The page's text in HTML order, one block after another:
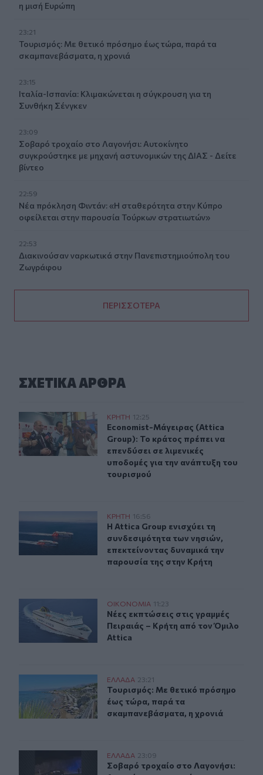
η μισή Ευρώπη
23:21
Τουρισμός: Με θετικό πρόσημο έως τώρα, παρά τα
σκαμπανεβάσματα, η χρονιά
23:15
Ιταλία-Ισπανία: Κλιμακώνεται η σύγκρουση για τη
Συνθήκη Σένγκεν
23:09
Σοβαρό τροχαίο στο Λαγονήσι: Αυτοκίνητο
συγκρούστηκε με μηχανή αστυνομικών της ΔΙΑΣ - Δείτε
βίντεο
22:59
Νέα πρόκληση Φιντάν: «Η σταθερότητα στην Κύπρο
οφείλεται στην παρουσία Τούρκων στρατιωτών»
22:53
Διακινούσαν ναρκωτικά στην Πανεπιστημιούπολη του
Ζωγράφου
ΠΕΡΙΣΣΟΤΕΡΑ
ΣΧΕΤΙΚA AΡΘΡΑ
Economist-Μάγειρας (Attica Group): Το κράτος πρέπει
ΚΡΗΤΗ 12:25
Economist-Μάγειρας (Attica Group):
Economist-Μάγειρας (Attica
Group): Το κράτος πρέπει να
επενδύσει σε λιμενικές
υποδομές για την ανάπτυξη του
τουρισμού
Η Attica Group ενισχύει τη συνδεσιμότητα των νησιών,
ΚΡΗΤΗ 16:56
Η Attica Group ενισχύει τη
Η Attica Group ενισχύει τη
συνδεσιμότητα των νησιών,
επεκτείνοντας δυναμικά την
παρουσία της στην Κρήτη
Νέες εκπτώσεις στις γραμμές Πειραιάς – Κρήτη από
ΟΙΚΟΝΟΜΙΑ 11:23
Νέες εκπτώσεις στις γραμμές
Νέες εκπτώσεις στις γραμμές
Πειραιάς – Κρήτη από τον Όμιλο
Attica
Τουρισμός: Με θετικό πρόσημο έως τώρα, παρά τα
ΕΛΛAΔΑ 23:21
Τουρισμός: Με θετικό πρόσημο
Τουρισμός: Με θετικό πρόσημο
έως τώρα, παρά τα
σκαμπανεβάσματα, η χρονιά
Σοβαρό τροχαίο στο Λαγονήσι: Αυτοκίνητο
ΕΛΛAΔΑ 23:09
Σοβαρό τροχαίο στο Λαγονήσι:
Σοβαρό τροχαίο στο Λαγονήσι: